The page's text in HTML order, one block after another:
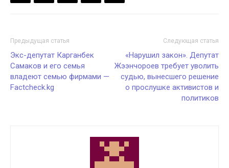
Предыдущая статья
Экс-депутат Карганбек
Самаков и его семья
владеют семью фирмами —
Factcheck.kg
Следующая статья
«Нарушил закон». Депутат
Жээнчороев требует уволить
судью, вынесшего решение
о прослушке активистов и
политиков